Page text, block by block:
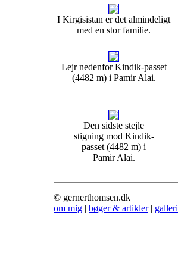
I Kirgisistan er det almindeligt
med en stor familie.
Lejr nedenfor Kindik-passet
(4482 m) i Pamir Alai.
Den sidste stejle
stigning mod Kindik-
passet (4482 m) i
Pamir Alai.
© gernerthomsen.dk
om mig | bøger & artikler| galleri